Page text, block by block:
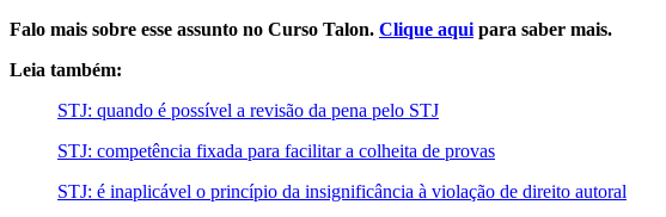
Falo mais sobre esse assunto no Curso Talon. Clique aqui para saber mais.
Leia também:
STJ: quando é possível a revisão da pena pelo STJ
STJ: competência fixada para facilitar a colheita de provas
STJ: é inaplicável o princípio da insignificância à violação de direito autoral